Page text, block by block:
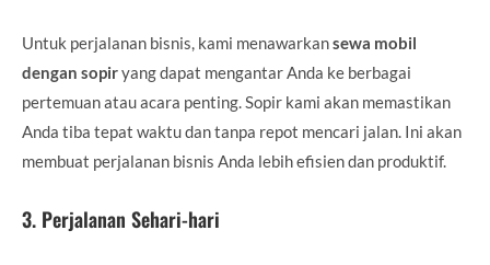
Untuk perjalanan bisnis, kami menawarkansewa mobil
dengan sopiryang dapat mengantar Anda ke berbagai
pertemuan atau acara penting. Sopir kami akan memastikan
Anda tiba tepat waktu dan tanpa repot mencari jalan. Ini akan
membuat perjalanan bisnis Anda lebih efisien dan produktif.
3. Perjalanan Sehari-hari